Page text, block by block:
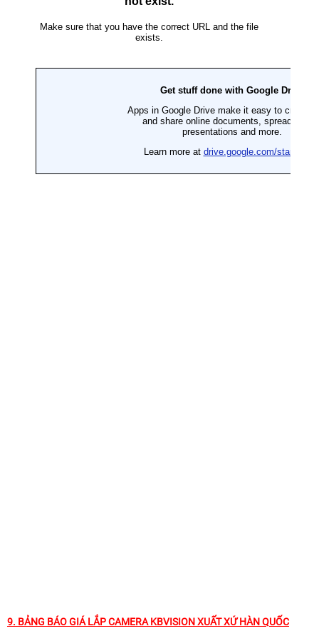
9. BẢNG BÁO GIÁ LẮP CAMERA KBVISION XUẤT XỨ HÀN QUỐC